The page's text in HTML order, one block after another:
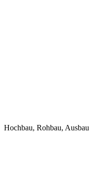
Hochbau, Rohbau, Ausbau